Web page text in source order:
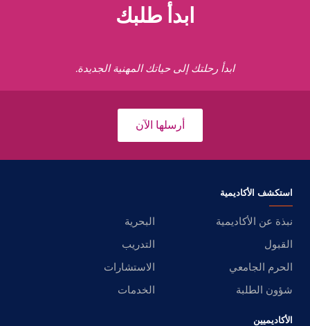
ابدأ طلبك
ابدأ رحلتك إلى حياتك المهنية الجديدة.
أرسلها الآن
استكشف الأكاديمية
نبذة عن الأكاديمية
البحرية
القبول
التدريب
الحرم الجامعي
الاستشارات
شؤون الطلبة
الخدمات
الأكاديميين